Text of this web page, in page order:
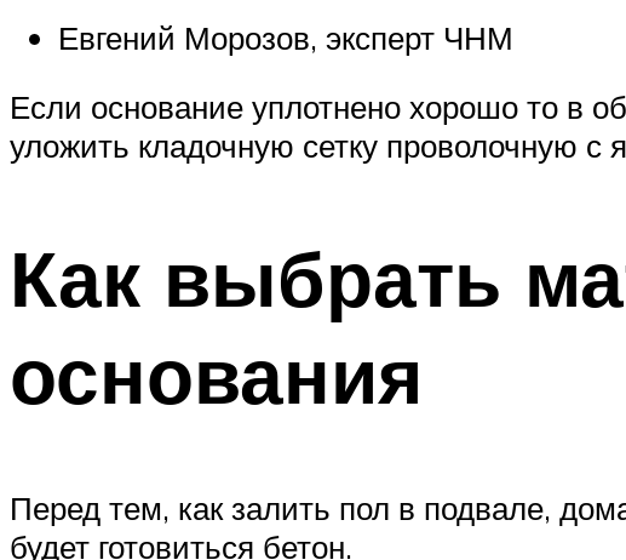
Евгений Морозов, эксперт ЧНМ
Если основание уплотнено хорошо то в
уложить кладочную сетку проволочную
Как выбрать
основания
Перед тем, как залить пол в подвале,
будет готовиться бетон.